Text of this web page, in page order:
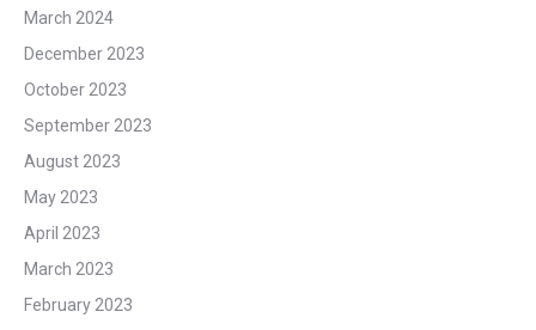
March 2024
December 2023
October 2023
September 2023
August 2023
May 2023
April 2023
March 2023
February 2023